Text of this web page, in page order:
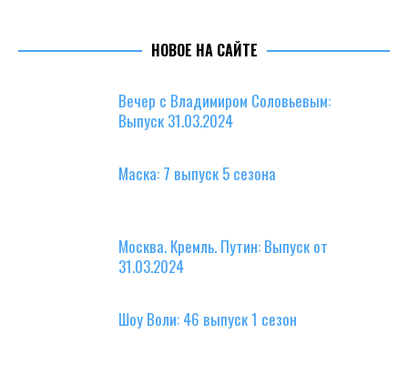
НОВОЕ НА САЙТЕ
Вечер с Владимиром Соловьевым:
Выпуск 31.03.2024
Маска: 7 выпуск 5 сезона
Москва. Кремль. Путин: Выпуск от
31.03.2024
Шоу Воли: 46 выпуск 1 сезон